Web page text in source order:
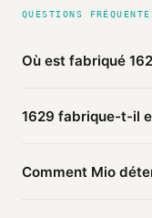
QUESTIONS
Où est fabriqué
Extra Virgin Olive Oil
1629 fabrique-t-il
de la marque
Comment Mio